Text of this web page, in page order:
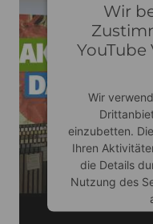
Wir
YouTube
Wir
einzubetten.
Ihren
die Details
Nutzung des